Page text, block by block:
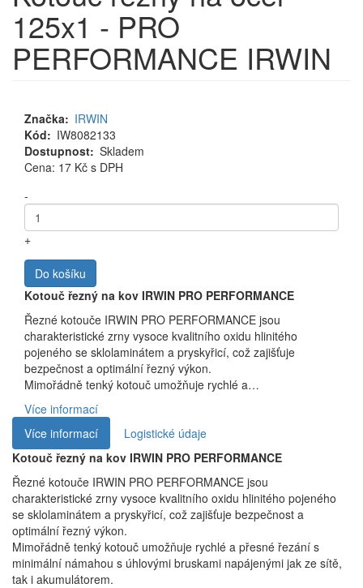
125x1 - PRO
PERFORMANCE IRWIN
Značka
IRWIN
Kód
IW8082133
Dostupnost Skladem
Cena
Cena: 17 Kč s DPH
-
+
Do košíku
Kotouč řezný na kov IRWIN PRO PERFORMANCE
Řezné kotouče IRWIN PRO PERFORMANCE jsou
charakteristické zrny vysoce kvalitního oxidu hlinitého
pojeného se sklolaminátem a pryskyřicí, což zajišťuje
bezpečnost a optimální řezný výkon.
Mimořádně tenký kotouč umožňuje rychlé a…
Více informací
Více informací
Logistické údaje
Kotouč řezný na kov IRWIN PRO PERFORMANCE
Řezné kotouče IRWIN PRO PERFORMANCE jsou
charakteristické zrny vysoce kvalitního oxidu hlinitého pojeného
se sklolaminátem a pryskyřicí, což zajišťuje bezpečnost a
optimální řezný výkon.
Mimořádně tenký kotouč umožňuje rychlé a přesné řezání s
minimální námahou s úhlovými bruskami napájenými jak ze sítě,
tak i akumulátorem.